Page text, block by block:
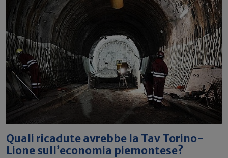
Quali ricadute avrebbe la Tav Torino-
Lione sull’economia piemontese?